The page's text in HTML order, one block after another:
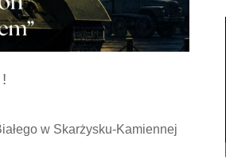
w Skarżysku-Kamiennej